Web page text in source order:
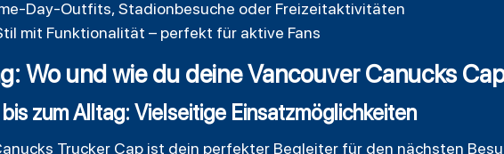
Day-Outfits, Stadionbesuche oder Freizeitaktivitäten
mit Funktionalität – perfekt für aktive Fans
Wo und wie du deine Vancouver Canucks
zum Alltag: Vielseitige Einsatzmöglichkeiten
Trucker Cap ist dein perfekter Begleiter für den nächsten